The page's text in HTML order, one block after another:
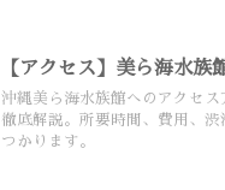
【アクセス】美ら海水
沖縄美ら海水族館へのアクセ
徹底解説。所要時間、費用、
つかります。